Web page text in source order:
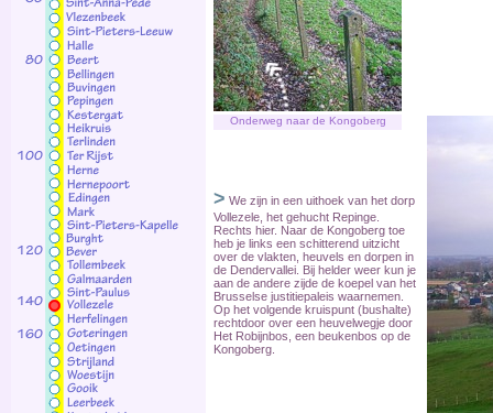
Onderweg naar de Kongoberg
> We zijn in een uithoek van het dorp
Vollezele, het gehucht Repinge.
Rechts hier. Naar de Kongoberg toe
heb je links een schitterend uitzicht
over de vlakten, heuvels en dorpen in
de Dendervallei. Bij helder weer kun je
aan de andere zijde de koepel van het
Brusselse justitiepaleis waarnemen.
Op het volgende kruispunt (bushalte)
rechtdoor over een heuvelwegje door
Het Robijnbos, een beukenbos op de
Kongoberg.